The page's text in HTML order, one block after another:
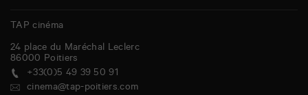
TAP cinéma
24 place du Maréchal Leclerc
86000 Poitiers
+33(0)5 49 39 50 91
cinema@tap-poitiers.com